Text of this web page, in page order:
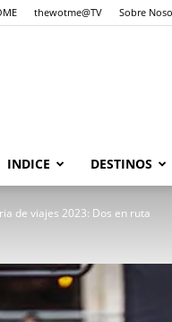
thewotme@TV Sobre
INDICE DESTINOS
de viajes 2023: Dos en ruta